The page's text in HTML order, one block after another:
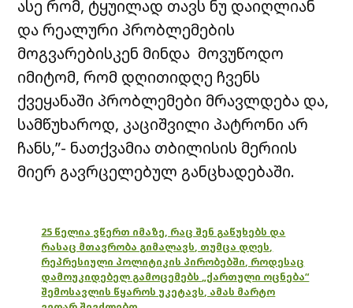
ასე რომ, ტყუილად თავს ნუ დაიღლიან
და რეალური პრობლემების
მოგვარებისკენ მინდა მოვუწოდო
იმიტომ, რომ დღითიდღე ჩვენს
ქვეყანაში პრობლემები მრავლდება და,
სამწუხაროდ, კაციშვილი პატრონი არ
ჩანს,”- ნათქვამია თბილისის მერიის
მიერ გავრცელებულ განცხადებაში.
25 წელია ვწერთ იმაზე, რაც შენ გაწუხებს და
რასაც მთავრობა გიმალავს, თუმცა დღეს,
რეპრესიული პოლიტიკის პირობებში, როდესაც
დამოუკიდებელ გამოცემებს „ქართული ოცნება“
შემოსავლის წყაროს უკეტავს, ამას მარტო